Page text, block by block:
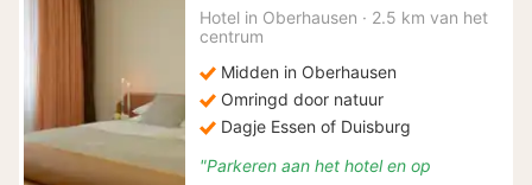
€
Hotel in Oberhausen · 2.5 km van het
centrum
Midden in Oberhausen
Omringd door natuur
Dagje Essen of Duisburg
"Parkeren aan het hotel en op